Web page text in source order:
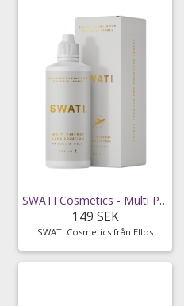
SWATI Cosmetics - Multi Purpose Lens Solution 100 ml
149 SEK
SWATI Cosmetics från Ellos